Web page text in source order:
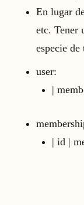
En lugar
etc. Tener
especie de
user:
|
| id |